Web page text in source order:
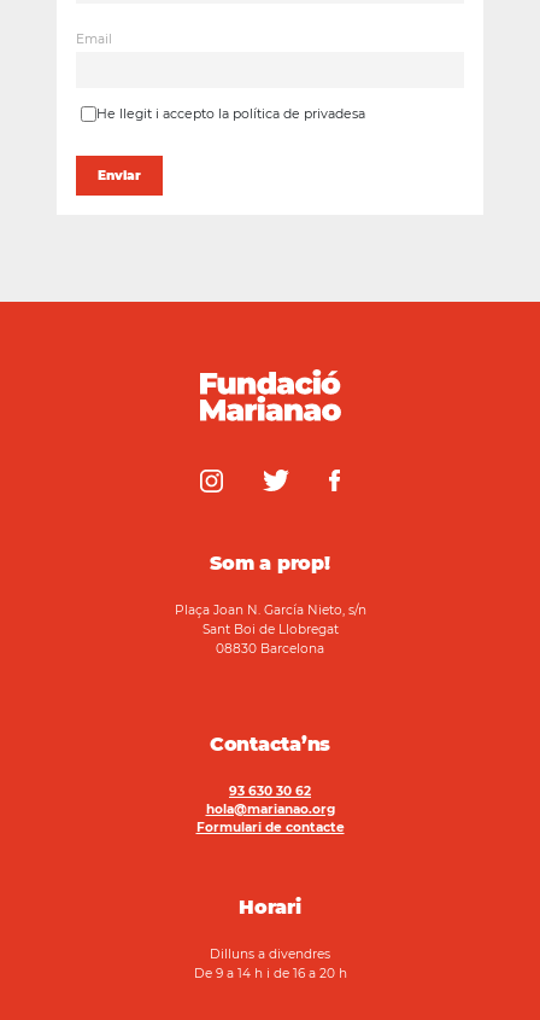
Email
He llegit i accepto la política de privadesa
Som a prop!
Plaça Joan N. García Nieto, s/n
Sant Boi de Llobregat
08830 Barcelona
Contacta’ns
93 630 30 62
hola@marianao.org
Formulari de contacte
Horari
Dilluns a divendres
De 9 a 14 h i de 16 a 20 h